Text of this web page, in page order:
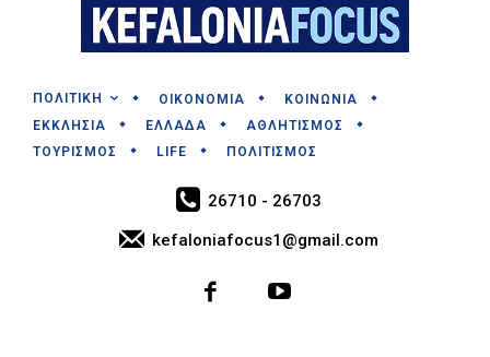
ΠΟΛΙΤΙΚΗ ΟΙΚΟΝΟΜΙΑ
ΚΟΙΝΩΝΙΑ
ΕΚΚΛΗΣΙΑ
ΕΛΛΑΔΑ
ΑΘΛΗΤΙΣΜΟΣ
ΤΟΥΡΙΣΜΟΣ
LIFE ΠΟΛΙΤΙΣΜΟΣ
26710 - 26703
kefaloniafocus1@gmail.com